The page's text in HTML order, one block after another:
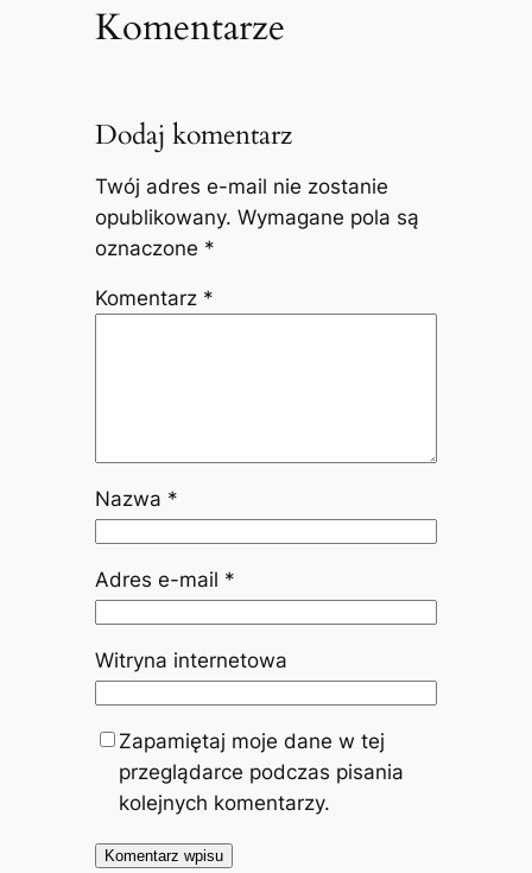
Komentarze
Dodaj komentarz
Twój adres e-mail nie zostanie
opublikowany. Wymagane pola są
oznaczone *
Komentarz *
Nazwa *
Adres e-mail *
Witryna internetowa
Zapamiętaj moje dane w tej
przeglądarce podczas pisania
kolejnych komentarzy.